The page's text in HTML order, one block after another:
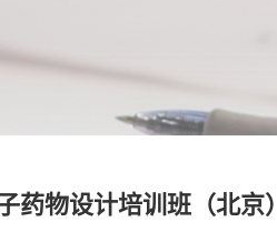
药物设计培训班（北京）